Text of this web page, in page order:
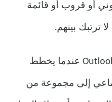
أو قروب أو قائمة
ترتبك بينهم.
من المهم لكل مستخدم Outlook عندما يخطط
إلى مجموعة من